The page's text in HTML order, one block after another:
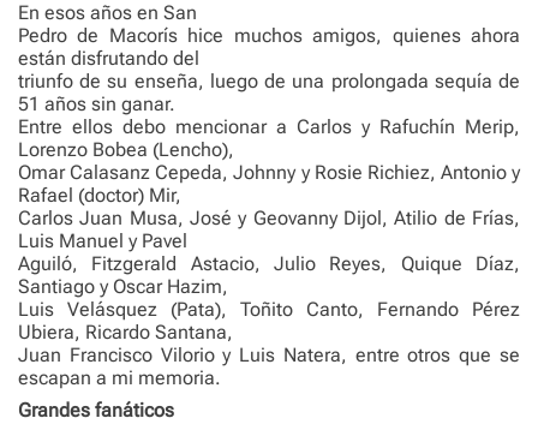
En esos años en San
Pedro de Macorís hice muchos amigos, quienes ahora
están disfrutando del
triunfo de su enseña, luego de una prolongada sequía de
51 años sin ganar.
Entre ellos debo mencionar a Carlos y Rafuchín Merip,
Lorenzo Bobea (Lencho),
Omar Calasanz Cepeda, Johnny y Rosie Richiez, Antonio y
Rafael (doctor) Mir,
Carlos Juan Musa, José y Geovanny Dijol, Atilio de Frías,
Luis Manuel y Pavel
Aguiló, Fitzgerald Astacio, Julio Reyes, Quique Díaz,
Santiago y Oscar Hazim,
Luis Velásquez (Pata), Toñito Canto, Fernando Pérez
Ubiera, Ricardo Santana,
Juan Francisco Vilorio y Luis Natera, entre otros que se
escapan a mi memoria.
Grandes fanáticos